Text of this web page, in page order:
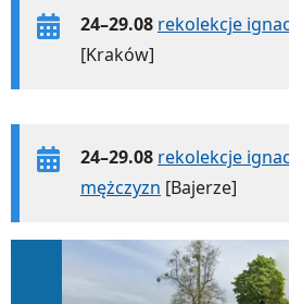
24–29.08 rekolekcje
[Kraków]
24–29.08 rekolekcje
mężczyzn [Bajerze]